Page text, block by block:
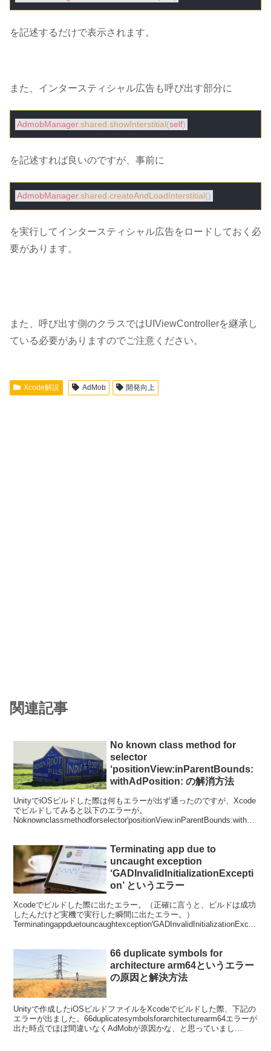
を記述するだけで表示されます。
また、インタースティシャル広告も呼び出す部分に
AdmobManager.shared .showInterstitial(self
を記述すれば良いのですが、事前に
AdmobManager.shared.createAndLoadInterstitial
を実行してインタースティシャル広告をロードしておく必
要があります。
また、呼び出す側のクラスではUIViewControllerを継承し
ている必要がありますのでご注意ください。
Xcode解説 AdMob 開発向上
関連記事
No known class method for
selector
‘positionView:inParentBounds:
withAdPosition: の解消方法
UnityでiOSビルドした際は何もエラーが出ず通ったのですが、Xcode
でビルドしてみると以下のエラーが。
Noknownclassmethodforselector'positionView:inParentBounds:withAd
Terminating app due to
uncaught exception
‘GADInvalidInitializationExcepti
on’ というエラー
Xcodeでビルドした際に出たエラー。（正確に言うと、ビルドは成功
したんだけど実機で実行した瞬間に出たエラー。）
Terminatingappduetouncaughtexception'GADInvalidInitializationExc...
66 duplicate symbols for
architecture arm64というエラー
の原因と解決方法
Unityで作成したiOSビルドファイルをXcodeでビルドした際、下記の
エラーが出ました。66duplicatesymbolsforarchitecturearm64エラーが
出た時点でほぼ間違いなくAdMobが原因かな、と思っていまし